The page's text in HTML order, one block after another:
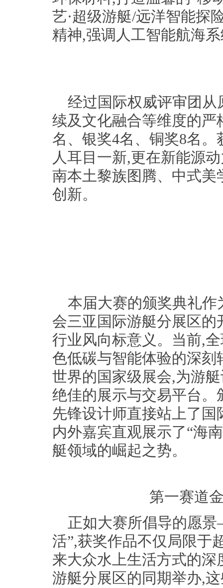
艺·超级游艇/远洋智能探
精神,强调人工智能航海
经过国际权威评审团
续及文化融合等维度的严
名、银奖4名、铜奖8名
人耳目一新,更在新能源
南本土黎族图腾、中式
创新。
本届大赛的颁奖典礼
会三亚国际游艇分展区
行业风向标意义。当前,
色低碳与智能体验的深
世界的国家级展会,为游
绝佳的展示与交易平台
先锋设计师直接站上了
内外嘉宾直观展示了“海
艇领域的崛起之势。
第一赛道
正如大赛所倡导的愿
活”,获奖作品不仅局限于
来大众水上生活方式的
游艇分展区的同期举办,